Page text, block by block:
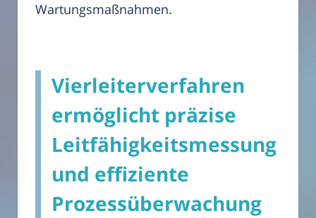
Wartungsmaßnahmen.
Vierleiterverfahren
ermöglicht präzise
Leitfähigkeitsmessung
und effiziente
Prozessüberwachung